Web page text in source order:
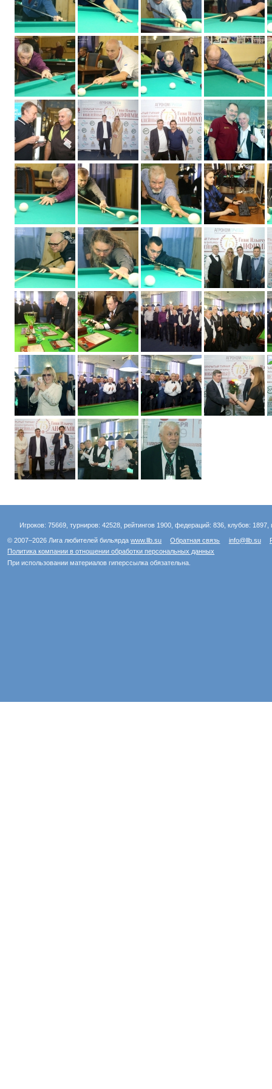
Игроков: 75669, турниров: 42528, рейтингов 1900, федераций: 836, клубов:
© 2007–2026 Лига любителей бильярдаwww.llb.su Обратная связь info@llb.su
Политика компании в отношении обработки персональных данных
При использовании материалов гиперссылка обязательна.